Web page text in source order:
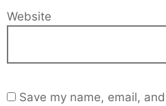
Website
Save my name, email,